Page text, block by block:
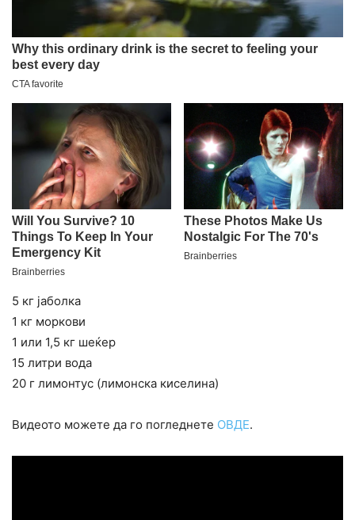
5 кг јаболка
1 кг моркови
1 или 1,5 кг шеќер
15 литри вода
20 г лимонтус (лимонска киселина)
Видеото можете да го погледнете ОВДЕ.